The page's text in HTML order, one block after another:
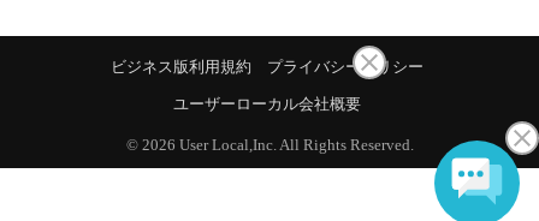
ビジネス版利用規約 プライバシーポリシー
ユーザーローカル会社概要
© 2026 User Local,Inc. All Rights Reserved.